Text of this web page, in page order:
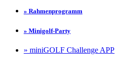
» Rahmenprogramm
» Minigolf-Party
» miniGOLF Challenge APP